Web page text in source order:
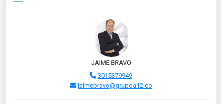
JAIME BRAVO
3015379949
jaimebravo@grupoa12.co